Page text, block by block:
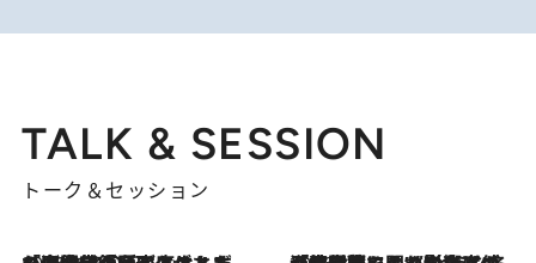
TALK & SESSION
トーク＆セッション